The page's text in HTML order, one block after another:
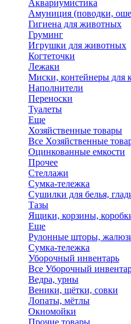
Аквариумистика
Амуниция (поводки,
Гигиена для животных
Груминг
Игрушки для животных
Когтеточки
Лежаки
Миски, контейнеры для
Наполнители
Переноски
Туалеты
Еще
Хозяйственные товары
Все Хозяйственные
Оцинкованные емкости
Прочее
Стеллажи
Сумка-тележка
Сушилки для белья,
Тазы
Ящики, корзины,
Еще
Рулонные шторы,
Сумка-тележка
Уборочный инвентарь
Все Уборочный
Ведра, урны
Веники, щётки, совки
Лопаты, мётлы
Окномойки
Прочие товары